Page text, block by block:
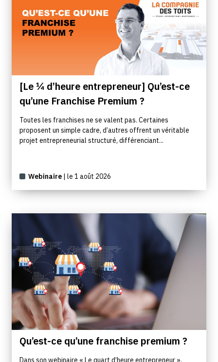
[Le ¼ d’heure entrepreneur] Qu’est-ce
qu’une Franchise Premium ?
Toutes les franchises ne se valent pas. Certaines
proposent un simple cadre, d’autres offrent un véritable
projet entrepreneurial structuré, différenciant...
Webinaire | le 1 août 2026
Qu’est-ce qu’une franchise premium ?
Dans son webinaire « Le quart d’heure entrepreneur »,